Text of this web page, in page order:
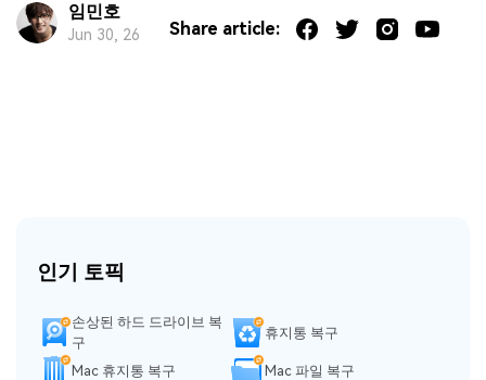
임민호
Jun 30, 26 Share article:
인기 토픽
손상된 하드 드라이브 복
구
휴지통 복구
Mac 휴지통 복구 Mac 파일 복구